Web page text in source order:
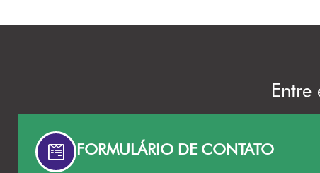
FORMULÁRIO DE CONTATO